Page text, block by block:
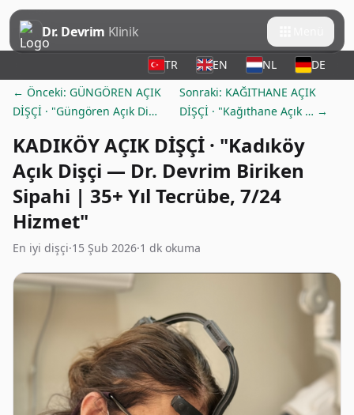
Dr. Devrim Klinik
TR EN NL
DE
← Önceki: GÜNGÖREN AÇIK
DİŞÇİ · "Güngören Açık Di…
Sonraki: KAĞITHANE AÇIK
DİŞÇİ · "Kağıthane Açık … →
KADIKÖY AÇIK DİŞÇİ · "Kadıköy
Açık Dişçi — Dr. Devrim Biriken
Sipahi | 35+ Yıl Tecrübe, 7/24
Hizmet"
En iyi dişçi·15 Şub 2026·1 dk okuma